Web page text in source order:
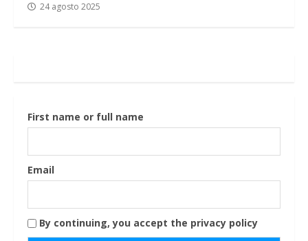
24 agosto 2025
First name or full name
Email
By continuing, you accept the privacy policy